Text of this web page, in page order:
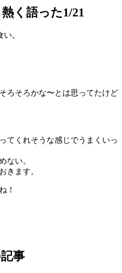
く語った1/21
。
ろそろかな〜とは思ってたけど
てくれそうな感じでうまくいっ
ない。
きます。
！
事